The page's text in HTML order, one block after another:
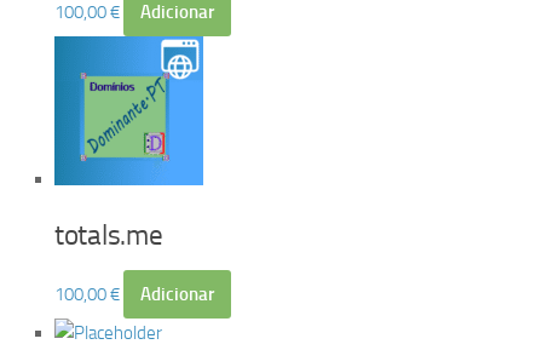
100,00€ Adicionar
totals.me
100,00€ Adicionar